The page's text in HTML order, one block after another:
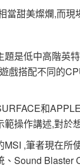
當甜美燦爛,而
題是低中高階英
戲搭配不同的
和
範操作講述,對於
,筆者現在所
、Sound